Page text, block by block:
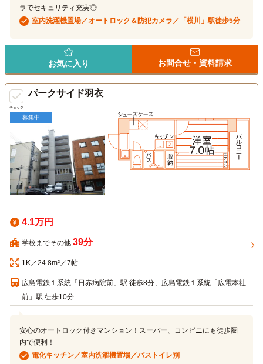
ラでセキュリティ充実◎
室内洗濯機置場／オートロック＆防犯カメラ／「横川」駅徒歩5分
お気に入り お問合せ・資料請求
チェック
パークサイド羽衣
募集中
4.1万円
学校までその他 39分
1K／24.8m²／7帖
広島電鉄１系統「日赤病院前」駅 徒歩8分、広島電鉄１系統「広電本社
前」駅 徒歩10分
安心のオートロック付きマンション！スーパー、コンビニにも徒歩圏
内で便利！
電化キッチン／室内洗濯機置場／バストイレ別